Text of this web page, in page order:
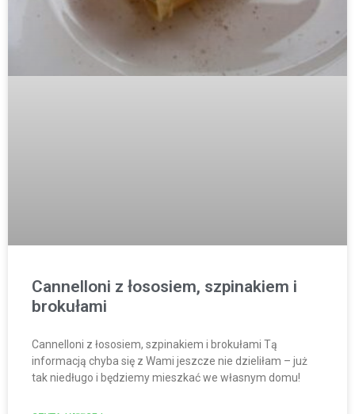
Cannelloni z łososiem, szpinakiem i
brokułami
Cannelloni z łososiem, szpinakiem i brokułami Tą
informacją chyba się z Wami jeszcze nie dzieliłam – już
tak niedługo i będziemy mieszkać we własnym domu!